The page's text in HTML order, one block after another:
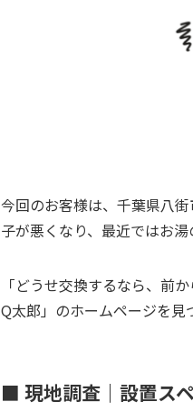
今回のお客様は、千葉県八
子が悪くなり、最近ではお
「どうせ交換するなら、前
Q太郎」のホームページを見
■ 現地調査｜設置ス